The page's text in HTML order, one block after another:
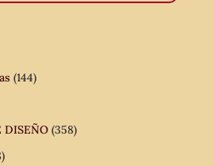
(144)
DISEÑO (358)